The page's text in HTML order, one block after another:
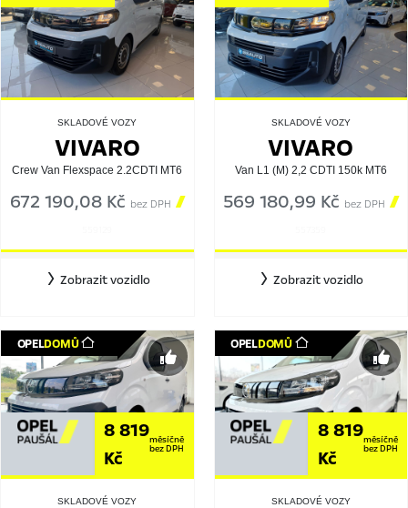
SKLADOVÉ VOZY
VIVARO
Crew Van Flexspace 2.2CDTI MT6
672 190,08 Kč bez DPH 
Zobrazit vozidlo
SKLADOVÉ VOZY
VIVARO
Van L1 (M) 2,2 CDTI 150k MT6
569 180,99 Kč bez DPH 
Zobrazit vozidlo
OPELDOMŮ
8 819
Kč
měsíčně
bez DPH
SKLADOVÉ VOZY
OPELDOMŮ
8 819
Kč
měsíčně
bez DPH
SKLADOVÉ VOZY